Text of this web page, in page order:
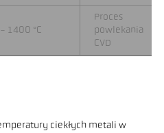
1400 °C
Proces
powlekania
CVD
ciekłych metali w